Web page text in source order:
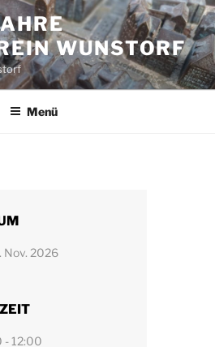
WUNSTORF
Menü
Nov. 2026
- 12:00